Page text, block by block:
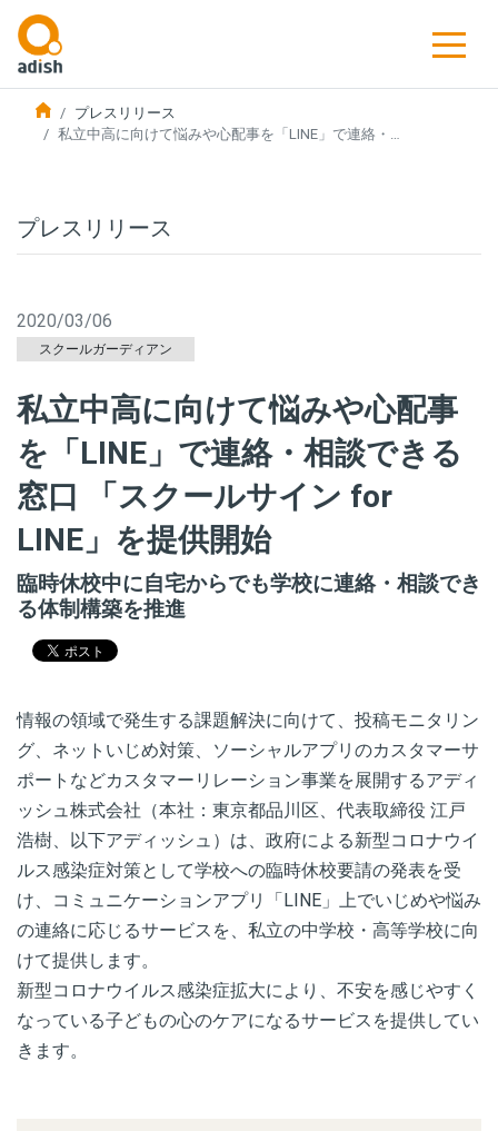
プレスリリース
私立中高に向けて悩みや心配事を「LINE」で連絡・…
プレスリリース
2020/03/06
スクールガーディアン
私立中高に向けて悩みや心配事
を「LINE」で連絡・相談できる
窓口 「スクールサイン for
LINE」を提供開始
臨時休校中に自宅からでも学校に連絡・相談でき
る体制構築を推進
情報の領域で発生する課題解決に向けて、投稿モニタリン
グ、ネットいじめ対策、ソーシャルアプリのカスタマーサ
ポートなどカスタマーリレーション事業を展開するアディ
ッシュ株式会社（本社：東京都品川区、代表取締役 江戸
浩樹、以下アディッシュ）は、政府による新型コロナウイ
ルス感染症対策として学校への臨時休校要請の発表を受
け、コミュニケーションアプリ「LINE」上でいじめや悩み
の連絡に応じるサービスを、私立の中学校・高等学校に向
けて提供します。
新型コロナウイルス感染症拡大により、不安を感じやすく
なっている子どもの心のケアになるサービスを提供してい
きます。